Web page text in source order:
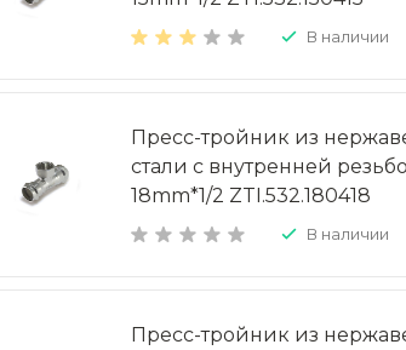
В наличии
Пресс-тройник из
стали с внутренней
18mm*1/2 ZTI.532.180418
В наличии
Пресс-тройник из